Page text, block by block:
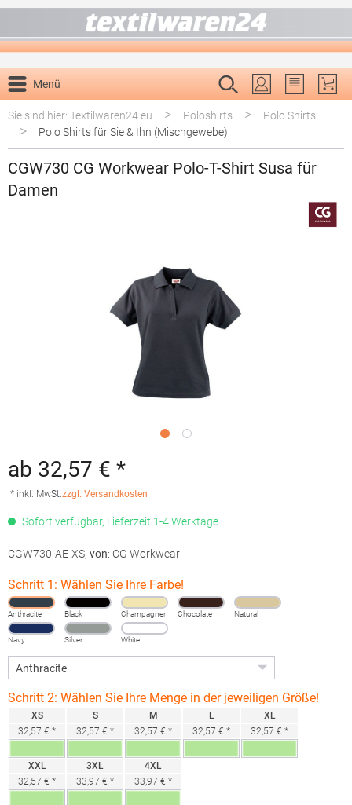
Menü
Du hast 0
Sie sind hier: Textilwaren24.eu
> Poloshirts > Polo Shirts
> Polo Shirts für Sie & Ihn (Mischgewebe)
CGW730 CG Workwear Polo-T-Shirt Susa für
Damen
ab 32,57 € *
* inkl. MwSt.zzgl. Versandkosten
Sofort verfügbar, Lieferzeit 1-4 Werktage
CGW730-AE-XS, von: CG Workwear
Schritt 1: Wählen Sie Ihre Farbe!
Anthracite Black Champagner Chocolate Natural
Navy Silver White
Schritt 2: Wählen Sie Ihre Menge in der jeweiligen Größe!
XS
32,57 € *
S
32,57 € *
M
32,57 € *
L
32,57 € *
XL
32,57 € *
XXL
32,57 € *
3XL
33,97 € *
4XL
33,97 € *